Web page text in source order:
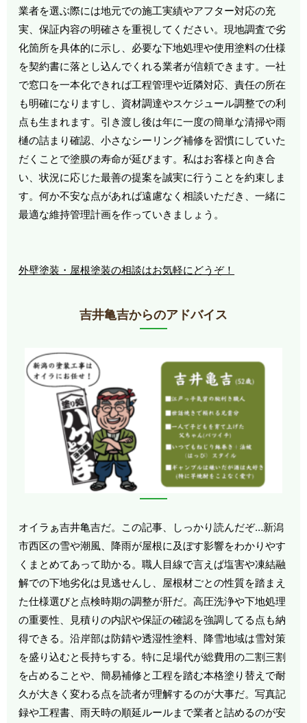
業者を選ぶ際には地元での施工実績やアフター対応の充
実、保証内容の明確さを重視してください。現地調査で劣
化箇所を具体的に示し、必要な下地処理や使用塗料の仕様
を契約書に落とし込んでくれる業者が信頼できます。一社
で窓口を一本化できれば工程管理や近隣対応、責任の所在
も明確になりますし、資材調達やスケジュール調整での利
点も生まれます。引き渡し後は年に一度の簡単な清掃や雨
樋の詰まり確認、小さなシーリング補修を習慣にしていた
だくことで塗膜の寿命が延びます。私はお客様と向き合
い、状況に応じた最善の提案を誠実に行うことを約束しま
す。何か不安な点があれば遠慮なく相談いただき、一緒に
最適な維持管理計画を作っていきましょう。
外壁塗装・屋根塗装の相談はお気軽にどうぞ！
吉井亀吉からのアドバイス
オイラぁ吉井亀吉だ。この記事、しっかり読んだぞ…新潟
市西区の雪や潮風、降雨が屋根に及ぼす影響をわかりやす
くまとめてあって助かる。職人目線で言えば塩害や凍結融
解での下地劣化は見逃せんし、屋根材ごとの性質を踏まえ
た仕様選びと点検時期の調整が肝だ。高圧洗浄や下地処理
の重要性、見積りの内訳や保証の確認を強調してる点も納
得できる。沿岸部は防錆や透湿性塗料、降雪地域は雪対策
を盛り込むと長持ちする。特に足場代が総費用の二割三割
を占めることや、簡易補修と工程を踏む本格塗り替えで耐
久が大きく変わる点を読者が理解するのが大事だ。写真記
録や工程書、雨天時の順延ルールまで業者と詰めるのが安